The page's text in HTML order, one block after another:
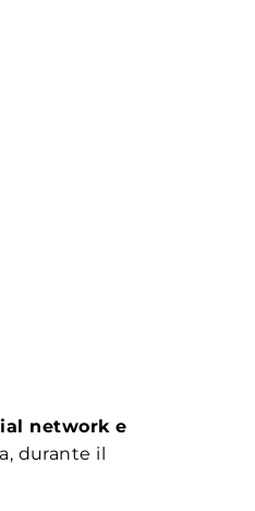
network e
durante il